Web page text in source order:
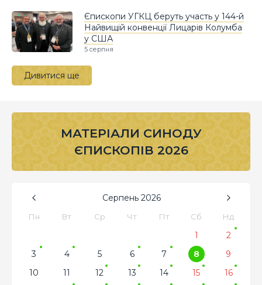
Єпископи УГКЦ беруть участь у 144-й
Найвищій конвенції Лицарів Колумба
у США
5 серпня
Дивитися ще
МАТЕРІАЛИ СИНОДУ
ЄПИСКОПІВ 2026
Серпень 2026
Пн Вт Ср Чт Пт Сб Нд
1
2
3
4 5 6 7 8
9
10
11 12 13 14 15
16